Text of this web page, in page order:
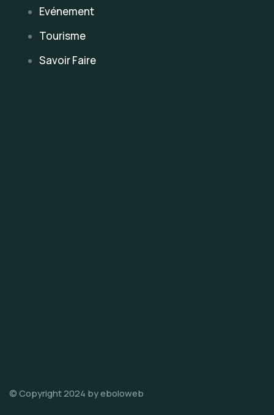
Evénement
Tourisme
Savoir Faire
© Copyright 2024 by eboloweb